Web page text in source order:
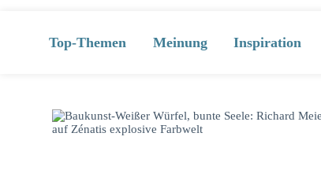
Top-Themen Meinung Inspiration